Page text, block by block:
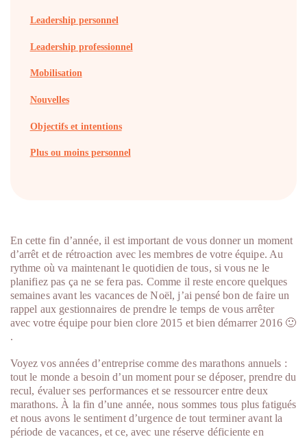
Leadership personnel
Leadership professionnel
Mobilisation
Nouvelles
Objectifs et intentions
Plus ou moins personnel
En cette fin d’année, il est important de vous donner un moment
d’arrêt et de rétroaction avec les membres de votre équipe. Au
rythme où va maintenant le quotidien de tous, si vous ne le
planifiez pas ça ne se fera pas. Comme il reste encore quelques
semaines avant les vacances de Noël, j’ai pensé bon de faire un
rappel aux gestionnaires de prendre le temps de vous arrêter
avec votre équipe pour bien clore 2015 et bien démarrer 2016 🙂
.
Voyez vos années d’entreprise comme des marathons annuels :
tout le monde a besoin d’un moment pour se déposer, prendre du
recul, évaluer ses performances et se ressourcer entre deux
marathons. À la fin d’une année, nous sommes tous plus fatigués
et nous avons le sentiment d’urgence de tout terminer avant la
période de vacances, et ce, avec une réserve déficiente en